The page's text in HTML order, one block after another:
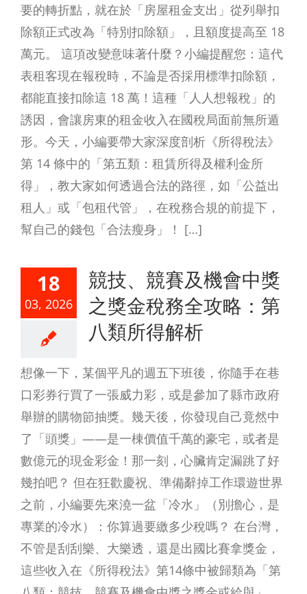
要的轉折點，就在於「房屋租金支出」從列舉扣
除額正式改為「特別扣除額」，且額度提高至 18
萬元。 這項改變意味著什麼？小編提醒您：這代
表租客現在報稅時，不論是否採用標準扣除額，
都能直接扣除這 18 萬！這種「人人想報稅」的
誘因，會讓房東的租金收入在國稅局面前無所遁
形。今天，小編要帶大家深度剖析《所得稅法》
第 14 條中的「第五類：租賃所得及權利金所
得」，教大家如何透過合法的路徑，如「公益出
租人」或「包租代管」，在稅務合規的前提下，
幫自己的錢包「合法瘦身」！ […]
18
03, 2026
競技、競賽及機會中獎
之獎金稅務全攻略：第
八類所得解析
想像一下，某個平凡的週五下班後，你隨手在巷
口彩券行買了一張威力彩，或是參加了縣市政府
舉辦的購物節抽獎。幾天後，你發現自己竟然中
了「頭獎」——是一棟價值千萬的豪宅，或者是
數億元的現金彩金！那一刻，心臟肯定漏跳了好
幾拍吧？ 但在狂歡慶祝、準備辭掉工作環遊世界
之前，小編要先來澆一盆「冷水」（別擔心，是
專業的冷水）：你算過要繳多少稅嗎？ 在台灣，
不管是刮刮樂、大樂透，還是出國比賽拿獎金，
這些收入在《所得稅法》第14條中被歸類為「第